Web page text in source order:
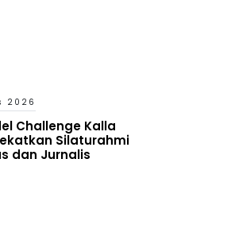
2026
Challenge Kalla
Silaturahmi
dan Jurnalis